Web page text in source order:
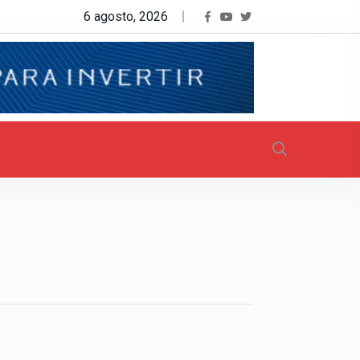
6 agosto, 2026